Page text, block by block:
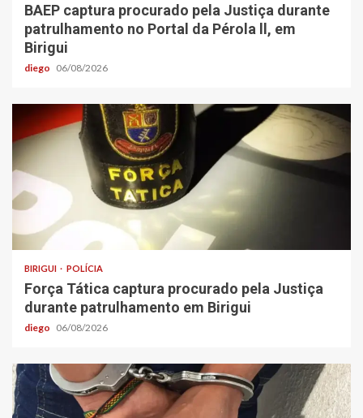
BAEP captura procurado pela Justiça durante
patrulhamento no Portal da Pérola ll, em
Birigui
diego 06/08/2026
BIRIGUI POLÍCIA
Força Tática captura procurado pela Justiça
durante patrulhamento em Birigui
diego 06/08/2026